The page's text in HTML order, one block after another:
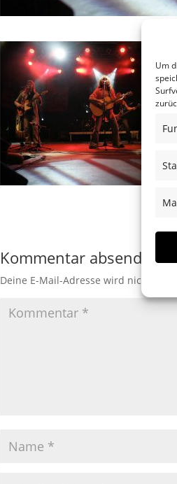
Um
Kommentar absenden
Deine E-Mail-Adresse wird nicht